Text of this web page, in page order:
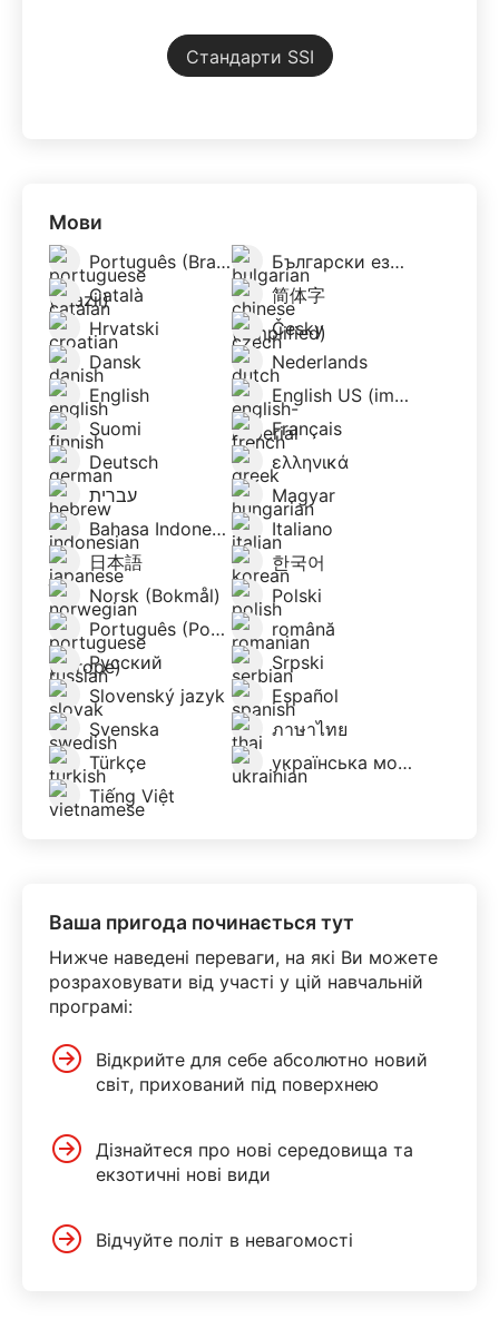
Стандарти SSI
Мови
Português (Brazil)
Български език/Bălgarski esik
Català
简体字
Hrvatski
Česky
Dansk
Nederlands
English
English US (imperial)
Suomi
Français
Deutsch
ελληνικά
עברית
Magyar
Bahasa Indonesia
Italiano
日本語
한국어
Norsk (Bokmål)
Polski
Português (Portugal)
română
Русский
Srpski
Slovenský jazyk
Español
Svenska
ภาษาไทย
Türkçe
українська мова
Tiếng Việt
Ваша пригода починається тут
Нижче наведені переваги, на які Ви можете
розраховувати від участі у цій навчальній
програмі:
Відкрийте для себе абсолютно новий
світ, прихований під поверхнею
Дізнайтеся про нові середовища та
екзотичні нові види
Відчуйте політ в невагомості